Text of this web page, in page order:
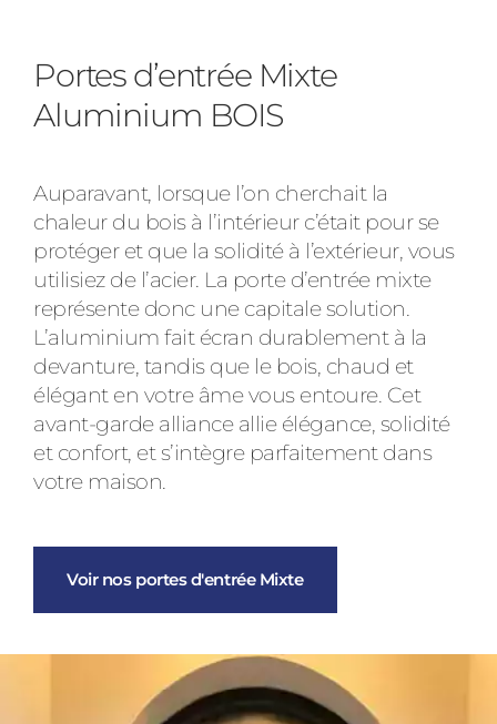
Portes d’entrée Mixte
Aluminium BOIS
Auparavant, lorsque l’on cherchait la
chaleur du bois à l’intérieur c’était pour se
protéger et que la solidité à l’extérieur, vous
utilisiez de l’acier. La porte d’entrée mixte
représente donc une capitale solution.
L’aluminium fait écran durablement à la
devanture, tandis que le bois, chaud et
élégant en votre âme vous entoure. Cet
avant-garde alliance allie élégance, solidité
et confort, et s’intègre parfaitement dans
votre maison.
Voir nos portes d'entrée Mixte